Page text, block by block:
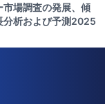
場調査の発展、傾
分析および予測2025